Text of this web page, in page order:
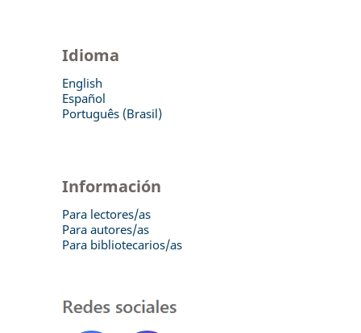
Idioma
English
Español
Português (Brasil)
Información
Para lectores/as
Para autores/as
Para bibliotecarios/as